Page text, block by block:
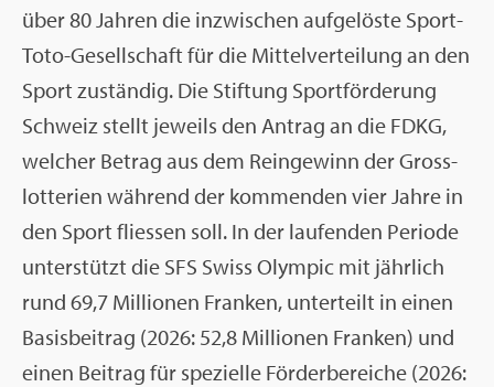
über 80 Jah­ren die in­zwi­schen auf­ge­lös­te Sport-
Toto-Ge­sell­schaft für die Mit­tel­ver­tei­lung an den
Sport zu­stän­dig. Die Stif­tung Sport­för­de­rung
Schweiz stellt je­weils den An­trag an die FDKG,
wel­cher Be­trag aus dem Rein­ge­winn der Gross­
lot­te­ri­en wäh­rend der kom­men­den vier Jahre in
den Sport flies­sen soll. In der lau­fen­den Pe­ri­ode
un­ter­stützt die SFS Swiss Olym­pic mit jähr­lich
rund 69,7 Mil­lio­nen Fran­ken, un­ter­teilt in einen
Ba­sis­bei­trag (2026: 52,8 Mil­lio­nen Fran­ken) und
einen Bei­trag für spe­zi­el­le För­der­be­rei­che (2026: